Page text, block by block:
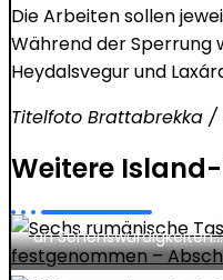
Die Arbeiten sollen
Während der Sperrung
Heydalsvegur und
Titelfoto Brattabrekka /
Weitere
Sechs
Island
eingeleitet
Jonas Albrecht
Die Polizei in Südisland
organisiert agierenden
an Sehenswürdigkeiten…